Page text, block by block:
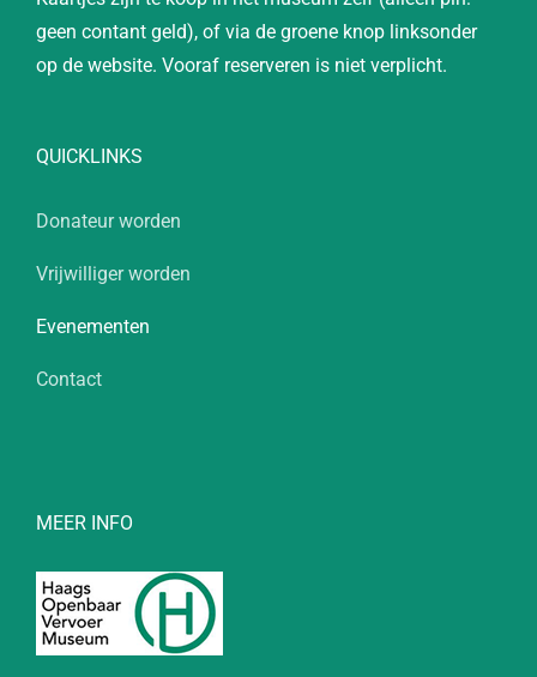
geen contant geld), of via de groene knop linksonder
op de website. Vooraf reserveren is niet verplicht.
QUICKLINKS
Donateur worden
Vrijwilliger worden
Evenementen
Contact
MEER INFO